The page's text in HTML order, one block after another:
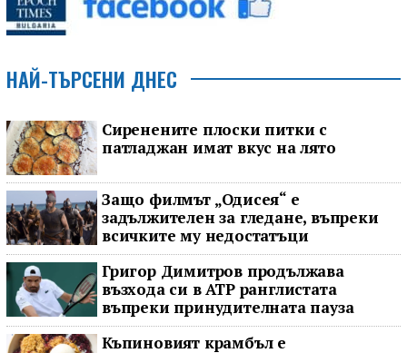
НАЙ-ТЪРСЕНИ ДНЕС
Сиренените плоски питки с
патладжан имат вкус на лято
Защо филмът „Одисея“ е
задължителен за гледане, въпреки
всичките му недостатъци
Григор Димитров продължава
възхода си в ATP ранглистата
въпреки принудителната пауза
Къпиновият крамбъл е